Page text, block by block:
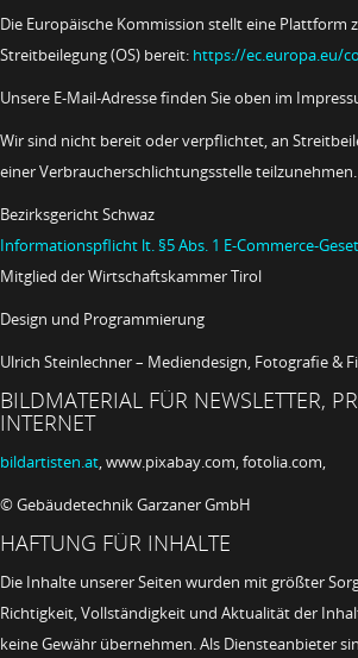
Die Europäische Kommission stellt eine Plattform
Streitbeilegung (OS) bereit: https://ec.europa.eu/
Unsere E-Mail-Adresse finden Sie oben im
Wir sind nicht bereit oder verpflichtet, an
einer Verbraucherschlichtungsstelle teilzunehmen.
Bezirksgericht Schwaz
Informationspflicht lt. §5 Abs. 1 E-Commerce-
Mitglied der Wirtschaftskammer Tirol
Design und Programmierung
Ulrich Steinlechner – Mediendesign, Fotografie &
BILDMATERIAL FÜR NEWSLETTER,
INTERNET
bildartisten.at, www.pixabay.com, fotolia.com,
© Gebäudetechnik Garzaner GmbH
HAFTUNG FÜR INHALTE
Die Inhalte unserer Seiten wurden mit größter
Richtigkeit, Vollständigkeit und Aktualität der
keine Gewähr übernehmen. Als Diensteanbieter